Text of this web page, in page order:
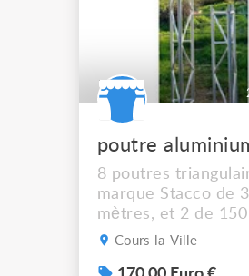
: cordes ve...
8 poutres
marque Stacco de 3
mètres, et 2 de 150
bon état. Total 27
Cours-la-Ville